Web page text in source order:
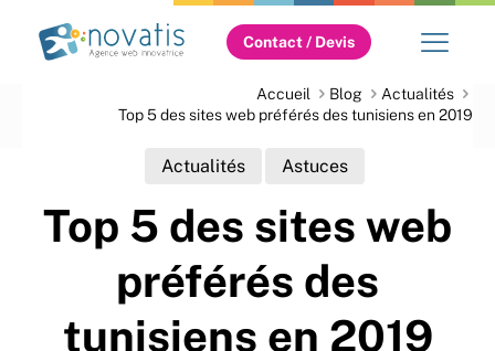
Contact / Devis
Accueil Blog
Actualités
Top 5 des sites web préférés des tunisiens en 2019
Actualités Astuces
Top 5 des sites web
préférés des
tunisiens en 2019